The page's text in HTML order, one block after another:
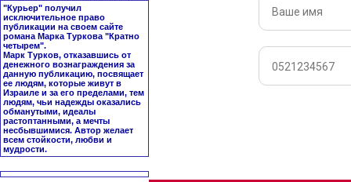
"Курьер" получил
исключительное право
публикации на своем сайте
романа Марка Туркова "Кратно
четырем".
Марк Турков, отказавшись от
денежного вознаграждения за
данную публикацию, посвящает
ее людям, которые живут в
Израиле и за его пределами, тем
людям, чьи надежды оказались
обманутыми, идеалы
растоптанными, а мечты
несбывшимися. Автор желает
всем стойкости, любви и
мудрости.